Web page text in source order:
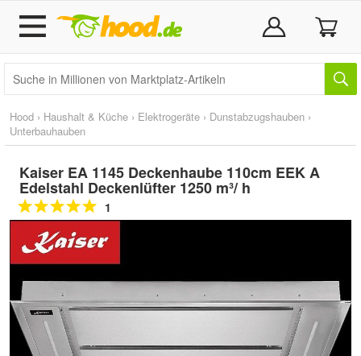
Hood › Haushalt & Küche › Elektrogeräte › Dunstabzugshauben ›
Unterbauhauben
Kaiser EA 1145 Deckenhaube 110cm EEK A
Edelstahl Deckenlüfter 1250 m³/ h
1